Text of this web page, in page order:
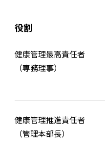
役割
健康管理最高責任者
（専務理事）
健康管理推進責任者
（管理本部長）